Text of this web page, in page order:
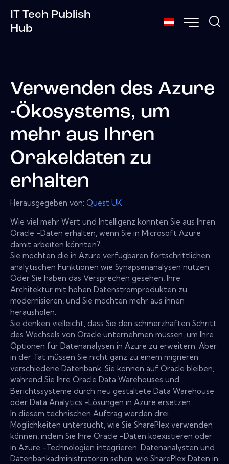
IT Tech Publish
Hub
Verwenden des Azure
-Ökosystems, um
mehr aus Ihren
Orakeldaten zu
erhalten
Herausgegeben von: Quest UK
Wie viel mehr Wert und Intelligenz könnten Sie aus Ihren
Oracle -Daten erhalten, wenn Sie in Microsoft Azure
damit arbeiten könnten?
Sie möchten die in Azure verfügbaren fortschrittlichen
analytischen Funktionen wie Synapsenanalysen nutzen.
Oder Sie haben das Versprechen gesehen, Ihre
Architektur mit hohen Datenstromprodukten zu
modernisieren, und Sie möchten mehr aus ihnen
herausholen.
Sie denken vielleicht, dass Sie den schmerzhaften Schritt
des Wechsels von Oracle unternehmen müssen, um Ihre
Optionen für Datenanalysen in Azure zu erweitern. Aber
in der Tat müssen Sie nicht ganz zu einem migrieren
verschiedene Datenbank. Sie können auf Oracle bleiben,
während Sie Ihre Oracle Data Warehouses und
Berichtssysteme durch neu gestaltete Data Warehouse
oder Data Analytics -Lösungen in Azure ersetzen.
In diesem technischen Auftrag werden drei
Möglichkeiten untersucht, wie Sie SharePlex verwenden
können, indem Sie Ihre Oracle -Daten koexistieren oder
in Azure -Technologien integrieren. Datenanalysten und
Datenbankadministratoren sehen, wie SharePlex Daten in